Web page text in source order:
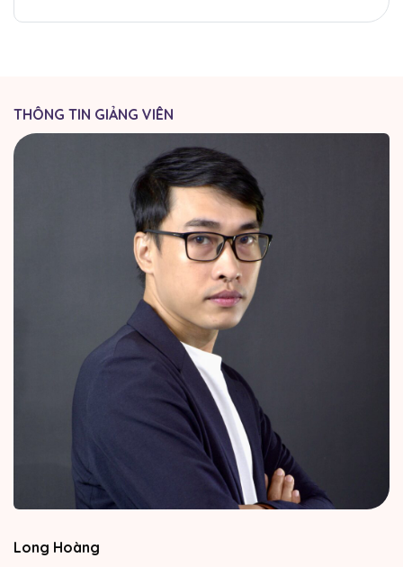
THÔNG TIN GIẢNG VIÊN
Long Hoàng